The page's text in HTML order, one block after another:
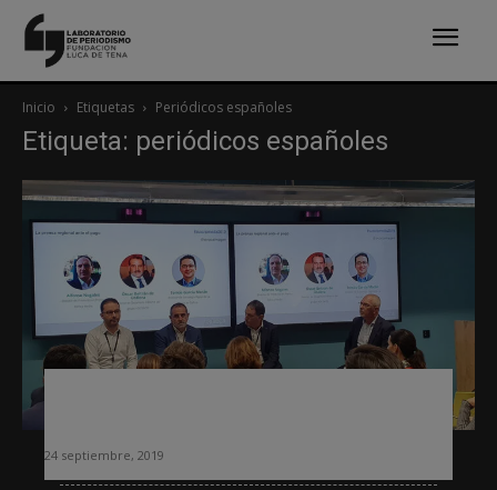
Inicio Etiquetas Periódicos españoles
Etiqueta: periódicos españoles
24 septiembre, 2019